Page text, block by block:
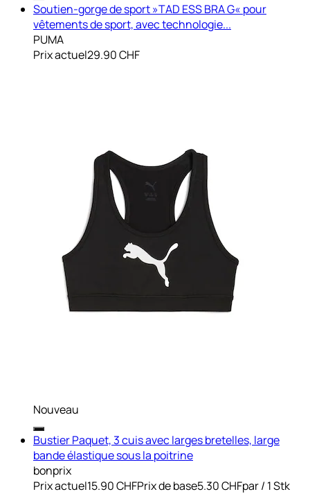
Soutien-gorge de sport »TAD ESS BRA G« pour
vêtements de sport, avec technologie...
PUMA
Prix actuel29.90 CHF
Nouveau
Bustier Paquet, 3 cuis avec larges bretelles, large
bande élastique sous la poitrine
bonprix
Prix actuel15.90 CHFPrix de base5.30 CHFpar/ 1 Stk